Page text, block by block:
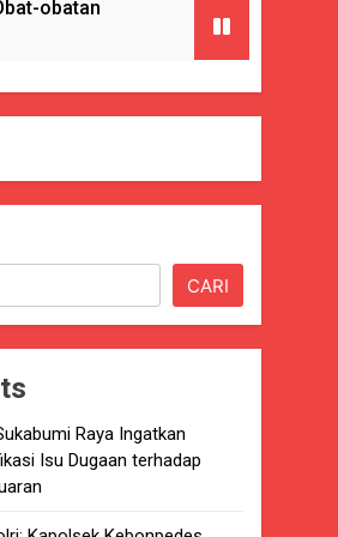
obatan
7 Tahun.
CARI
Raya Ingatkan
Isu Dugaan terhadap